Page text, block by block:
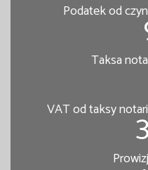
Podatek od
Taksa
VAT od taksy